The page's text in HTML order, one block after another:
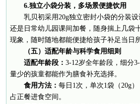
6.独立小袋分装，多场景便捷饮用
乳贝初采用20g独立密封小袋的分装
还是日常幼儿园课间加餐，随身揣上几袋
现象，随时随地都能便捷给孩子补足当日
（五）适配年龄与科学食用细则
适配年龄段： 3-12岁全年龄段，细分
量少的孩童都能作为膳食补充选择。
食用方法： 每日1次，单次1袋（20g
占正餐进食空间。